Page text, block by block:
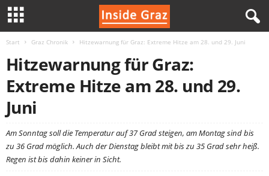
Start Graz Chronik Hitzewarnung für Graz: Extreme Hitze am 28. und 29. Juni
Hitzewarnung für Graz:
Extreme Hitze am 28. und 29.
Juni
Am Sonntag soll die Temperatur auf 37 Grad steigen, am Montag sind bis
zu 36 Grad möglich. Auch der Dienstag bleibt mit bis zu 35 Grad sehr heiß.
Regen ist bis dahin keiner in Sicht.